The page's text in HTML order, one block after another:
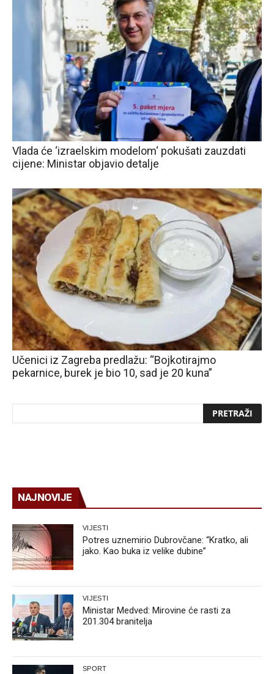
Vlada će ‘izraelskim modelom‘ pokušati zauzdati
cijene: Ministar objavio detalje
Učenici iz Zagreba predlažu: “Bojkotirajmo
pekarnice, burek je bio 10, sad je 20 kuna”
NAJNOVIJE
VIJESTI
Potres uznemirio Dubrovčane: “Kratko, ali
jako. Kao buka iz velike dubine”
VIJESTI
Ministar Medved: Mirovine će rasti za
201.304 branitelja
SPORT